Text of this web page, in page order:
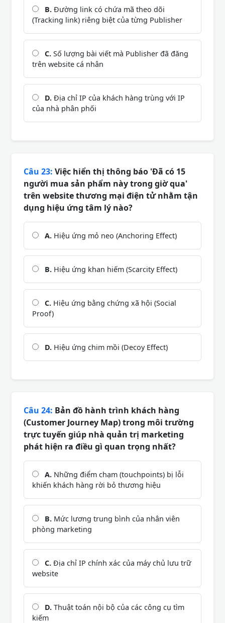
B. Đường link có chứa mã theo dõi
(Tracking link) riêng biệt của từng Publisher
C. Số lượng bài viết mà Publisher đã đăng
trên website cá nhân
D. Địa chỉ IP của khách hàng trùng với IP
của nhà phân phối
Câu 23: Việc hiển thị thông báo 'Đã có 15
người mua sản phẩm này trong giờ qua'
trên website thương mại điện tử nhằm tận
dụng hiệu ứng tâm lý nào?
A. Hiệu ứng mỏ neo (Anchoring Effect)
B. Hiệu ứng khan hiếm (Scarcity Effect)
C. Hiệu ứng bằng chứng xã hội (Social
Proof)
D. Hiệu ứng chim mồi (Decoy Effect)
Câu 24: Bản đồ hành trình khách hàng
(Customer Journey Map) trong môi trường
trực tuyến giúp nhà quản trị marketing
phát hiện ra điều gì quan trọng nhất?
A. Những điểm chạm (touchpoints) bị lỗi
khiến khách hàng rời bỏ thương hiệu
B. Mức lương trung bình của nhân viên
phòng marketing
C. Địa chỉ IP chính xác của máy chủ lưu trữ
website
D. Thuật toán nội bộ của các công cụ tìm
kiếm